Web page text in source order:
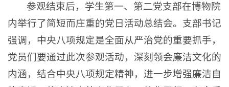
参观结束后，学生第一、第二党支部在博物院
内举行了简短而庄重的党日活动总结会。支部书记
强调，中央八项规定是全面从严治党的重要抓手，
党员们要通过此次参观活动，深刻领会廉洁文化的
内涵，结合中央八项规定精神，进一步增强廉洁自